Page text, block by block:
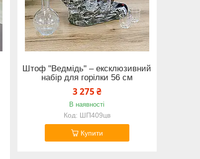
Штоф "Ведмідь" – ексклюзивний
набір для горілки 56 см
3 275 ₴
В наявності
ШП409цв
Купити